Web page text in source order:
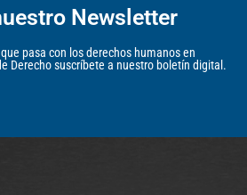
Newsletter
pasa con los derechos humanos en
Derecho suscríbete a nuestro boletín digital.